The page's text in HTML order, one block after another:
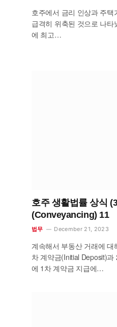
호주에서 금리 인상과 주
급격히 위축된 것으로 나
에 최고…
호주 생활법률 상식
(Conveyancing) 11
법무 December 21, 2023
계속해서 부동산 거래에
차 계약금(Initial Deposit)
에 1차 계약금 지급에…